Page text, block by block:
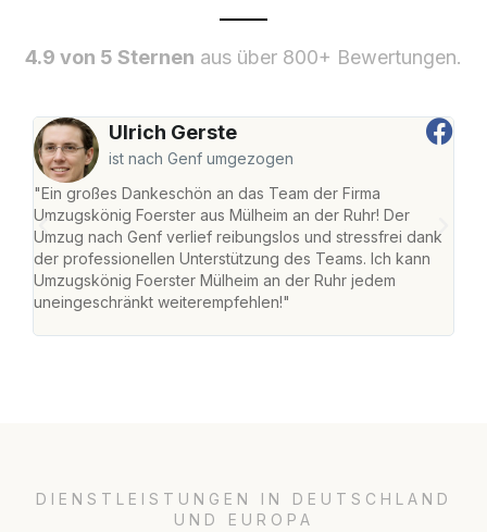
4.9 von 5 Sternen aus über 800+ Bewertungen.
Ulrich Gerste
ist nach Genf umgezogen
"Ein großes Dankeschön an das Team der Firma
Umzugskönig Foerster aus Mülheim an der Ruhr! Der
Umzug nach Genf verlief reibungslos und stressfrei dank
der professionellen Unterstützung des Teams. Ich kann
Umzugskönig Foerster Mülheim an der Ruhr jedem
uneingeschränkt weiterempfehlen!"
DIENSTLEISTUNGEN IN DEUTSCHLAND
UND EUROPA